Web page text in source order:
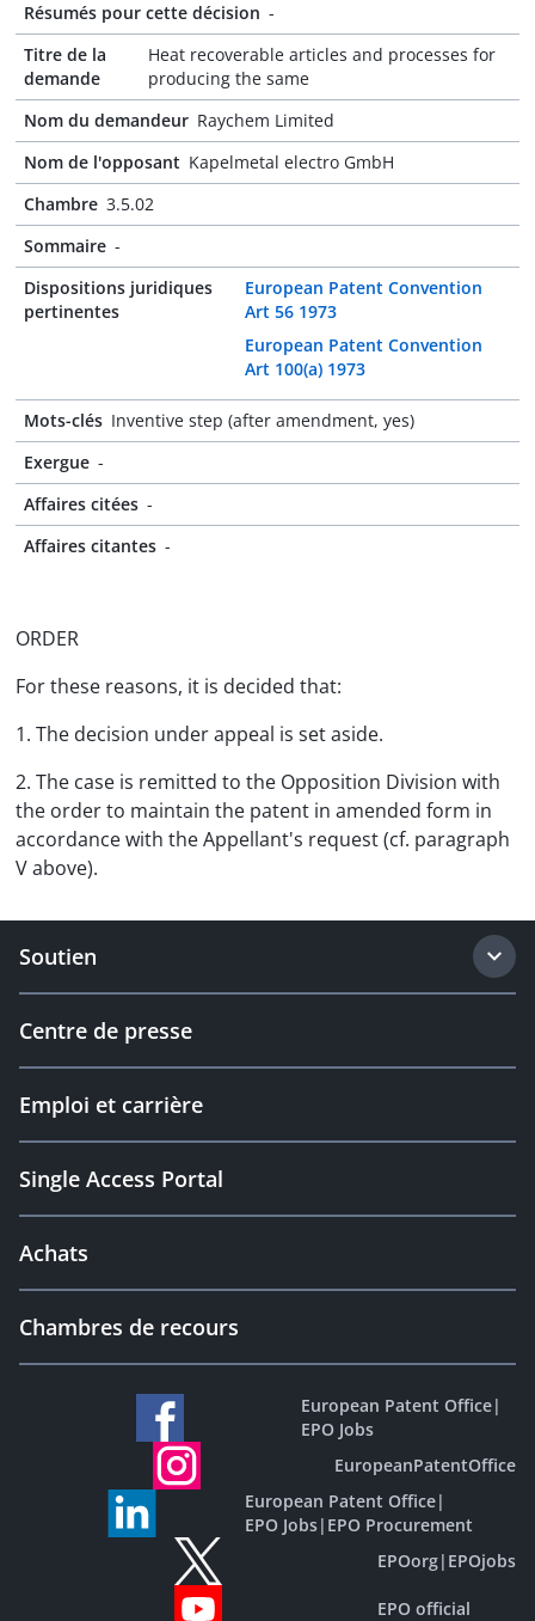
Résumés pour cette décision -
Titre de la
demande
Heat recoverable articles and processes for
producing the same
Nom du demandeur Raychem Limited
Nom de l'opposant Kapelmetal electro GmbH
Chambre 3.5.02
Sommaire -
Dispositions juridiques
pertinentes
European Patent Convention
Art 56 1973
European Patent Convention
Art 100(a) 1973
Mots-clés Inventive step (after amendment, yes)
Exergue -
Affaires citées -
Affaires citantes -
ORDER
For these reasons, it is decided that:
1. The decision under appeal is set aside.
2. The case is remitted to the Opposition Division with
the order to maintain the patent in amended form in
accordance with the Appellant's request (cf. paragraph
V above).
Soutien
Centre de presse
Emploi et carrière
Single Access Portal
Achats
Chambres de recours
European Patent Office|
EPO Jobs
EuropeanPatentOffice
European Patent Office|
EPO Jobs| EPO Procurement
EPOorg| EPOjobs
EPO official